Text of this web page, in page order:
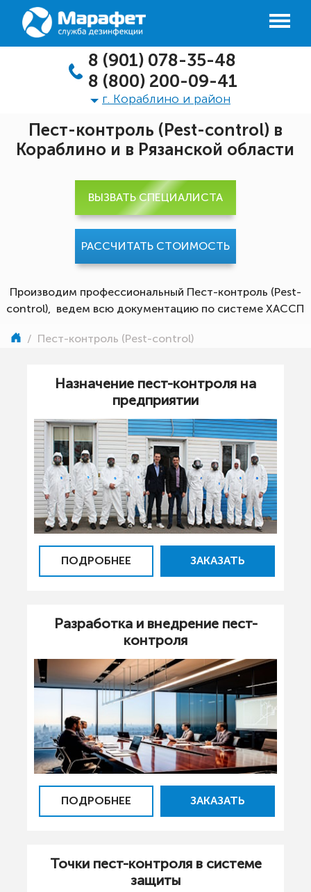
8 (901) 078-35-48
8 (800) 200-09-41
г. Кораблино и район
Пест-контроль (Pest-control) в
Кораблино и в Рязанской области
Производим профессиональный Пест-контроль (Pest-
control), ведем всю документацию по системе ХАССП
ВЫЗВАТЬ СПЕЦИАЛИСТА
РАССЧИТАТЬ СТОИМОСТЬ
/ Пест-контроль (Pest-control)
Назначение пест-контроля на
предприятии
ПОДРОБНЕЕ ЗАКАЗАТЬ
Разработка и внедрение пест-
контроля
ПОДРОБНЕЕ ЗАКАЗАТЬ
Точки пест-контроля в системе
защиты